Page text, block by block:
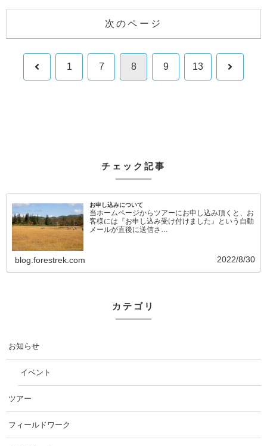
次のページ
前 1 7 8 9 13 次
チェック記事
お申し込みについて
当ホームページからツアーにお申し込み頂くと、お
客様には『お申し込み受け付けました』という自動
メールが直後に送信さ…
blog.forestrek.com 2022/8/30
カテゴリ
お知らせ
イベント
ツアー
フィールドワーク